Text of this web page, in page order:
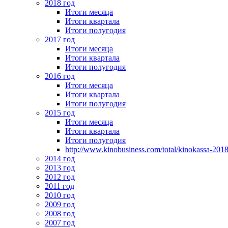
2018 год
Итоги месяца
Итоги квартала
Итоги полугодия
2017 год
Итоги месяца
Итоги квартала
Итоги полугодия
2016 год
Итоги месяца
Итоги квартала
Итоги полугодия
2015 год
Итоги месяца
Итоги квартала
Итоги полугодия
http://www.kinobusiness.com/total/kinokassa-
2014 год
2013 год
2012 год
2011 год
2010 год
2009 год
2008 год
2007 год